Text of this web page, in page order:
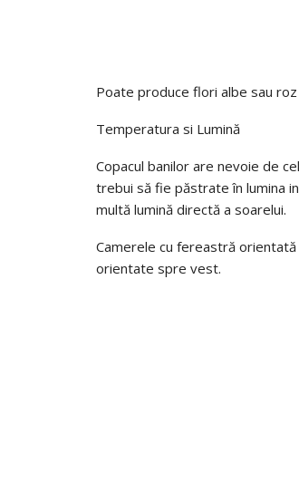
Poate produce flori albe sau
Temperatura si Lumină
Copacul banilor are nevoie de
trebui să fie păstrate în lumina
multă lumină directă a soarelui.
Camerele cu fereastră
orientate spre vest.